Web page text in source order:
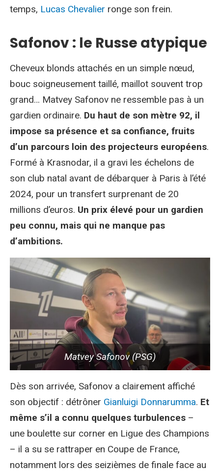
temps, Lucas Chevalier ronge son frein.
Safonov : le Russe atypique
Cheveux blonds attachés en un simple nœud,
bouc soigneusement taillé, maillot souvent trop
grand… Matvey Safonov ne ressemble pas à un
gardien ordinaire. Du haut de son mètre 92, il
impose sa présence et sa confiance, fruits
d’un parcours loin des projecteurs européens.
Formé à Krasnodar, il a gravi les échelons de
son club natal avant de débarquer à Paris à l’été
2024, pour un transfert surprenant de 20
millions d’euros. Un prix élevé pour un gardien
peu connu, mais qui ne manque pas
d’ambitions.
Matvey Safonov (PSG)
Dès son arrivée, Safonov a clairement affiché
son objectif : détrôner Gianluigi Donnarumma. Et
même s’il a connu quelques turbulences –
une boulette sur corner en Ligue des Champions
– il a su se rattraper en Coupe de France,
notamment lors des seizièmes de finale face au